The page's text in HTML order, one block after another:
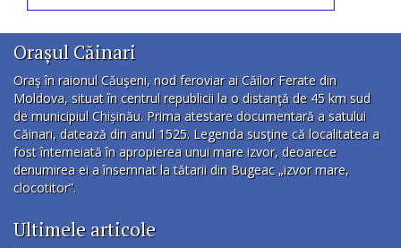
Orașul Căinari
Oraş în raionul Căuşeni, nod feroviar ai Căilor Ferate din
Moldova, situat în centrul republicii la o distanţă de 45 km sud
de municipiul Chișinău. Prima atestare documentară a satului
Căinari, datează din anul 1525. Legenda susţine că localitatea a
fost întemeiată în apropierea unui mare izvor, deoarece
denumirea ei a însemnat la tătarii din Bugeac „izvor mare,
clocotitor”.
Ultimele articole